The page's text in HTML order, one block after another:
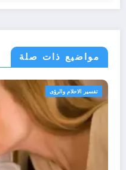
مواضيع ذات صلة